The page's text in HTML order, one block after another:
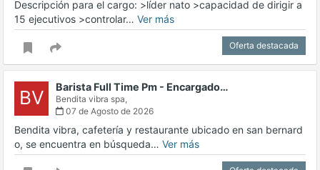
Descripción para el cargo: >líder nato >capacidad de dirigir a
15 ejecutivos >controlar… Ver más
Oferta destacada
BV Barista Full Time Pm - Encargado…
Bendita vibra spa,
07 de Agosto de 2026
Bendita vibra, cafetería y restaurante ubicado en san bernard
o, se encuentra en búsqueda… Ver más